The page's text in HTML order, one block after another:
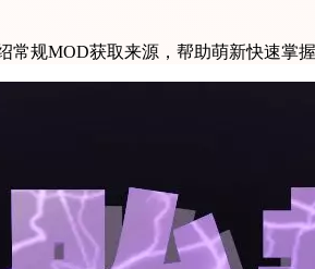
规MOD获取来源，帮助萌新快速掌握